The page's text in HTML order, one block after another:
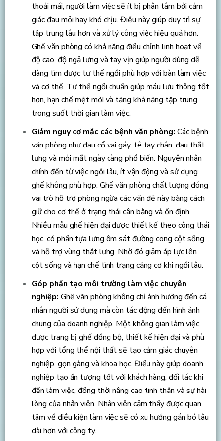
thoải mái, người làm việc sẽ ít bị phân tâm bởi cảm
giác đau mỏi hay khó chịu. Điều này giúp duy trì sự
tập trung lâu hơn và xử lý công việc hiệu quả hơn.
Ghế văn phòng có khả năng điều chỉnh linh hoạt về
độ cao, độ ngả lưng và tay vịn giúp người dùng dễ
dàng tìm được tư thế ngồi phù hợp với bàn làm việc
và cơ thể. Tư thế ngồi chuẩn giúp máu lưu thông tốt
hơn, hạn chế mệt mỏi và tăng khả năng tập trung
trong suốt thời gian làm việc.
Giảm nguy cơ mắc các bệnh văn phòng: Các bệnh
văn phòng như đau cổ vai gáy, tê tay chân, đau thắt
lưng và mỏi mắt ngày càng phổ biến. Nguyên nhân
chính đến từ việc ngồi lâu, ít vận động và sử dụng
ghế không phù hợp. Ghế văn phòng chất lượng đóng
vai trò hỗ trợ phòng ngừa các vấn đề này bằng cách
giữ cho cơ thể ở trạng thái cân bằng và ổn định.
Nhiều mẫu ghế hiện đại được thiết kế theo công thái
học, có phần tựa lưng ôm sát đường cong cột sống
và hỗ trợ vùng thắt lưng. Nhờ đó giảm áp lực lên
cột sống và hạn chế tình trạng căng cơ khi ngồi lâu.
Góp phần tạo môi trường làm việc chuyên
nghiệp: Ghế văn phòng không chỉ ảnh hưởng đến cá
nhân người sử dụng mà còn tác động đến hình ảnh
chung của doanh nghiệp. Một không gian làm việc
được trang bị ghế đồng bộ, thiết kế hiện đại và phù
hợp với tổng thể nội thất sẽ tạo cảm giác chuyên
nghiệp, gọn gàng và khoa học. Điều này giúp doanh
nghiệp tạo ấn tượng tốt với khách hàng, đối tác khi
đến làm việc, đồng thời nâng cao tinh thần và sự hài
lòng của nhân viên. Nhân viên cảm thấy được quan
tâm về điều kiện làm việc sẽ có xu hướng gắn bó lâu
dài hơn với công ty.